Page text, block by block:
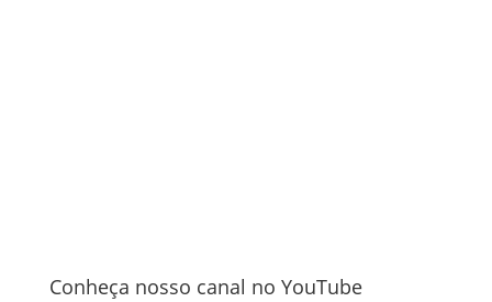
Conheça nosso canal no YouTube